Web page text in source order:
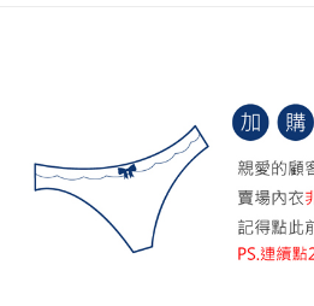
每筆NT$70，滿NT$799(含以上)免運費
7-11取貨付款
每筆NT$70，滿NT$798(含以上)免運費